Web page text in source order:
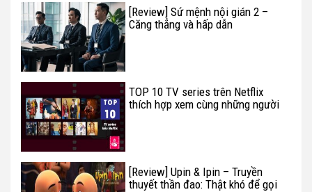
[Review] Sứ mệnh nội gián 2 –
Căng thẳng và hấp dẫn
TOP 10 TV series trên Netflix
thích hợp xem cùng những người
[Review] Upin & Ipin – Truyền
thuyết thần đao: Thật khó để gọi